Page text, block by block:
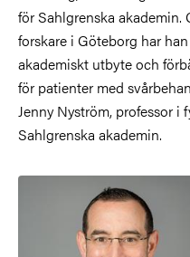
för Sahlgrenska akademin.
forskare i Göteborg har
akademiskt utbyte och
för patienter med
Jenny Nyström, professor i
Sahlgrenska akademin.